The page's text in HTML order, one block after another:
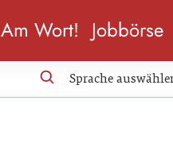
Am Wort! Jobbörse
Sprache